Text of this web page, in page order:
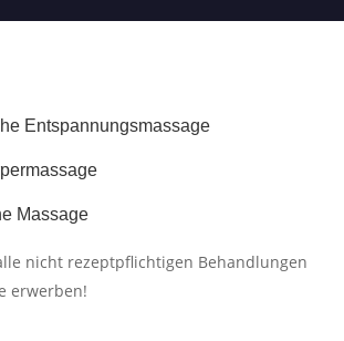
Entspannungsmassage
Massage
nicht rezeptpflichtigen Behandlungen
erwerben!